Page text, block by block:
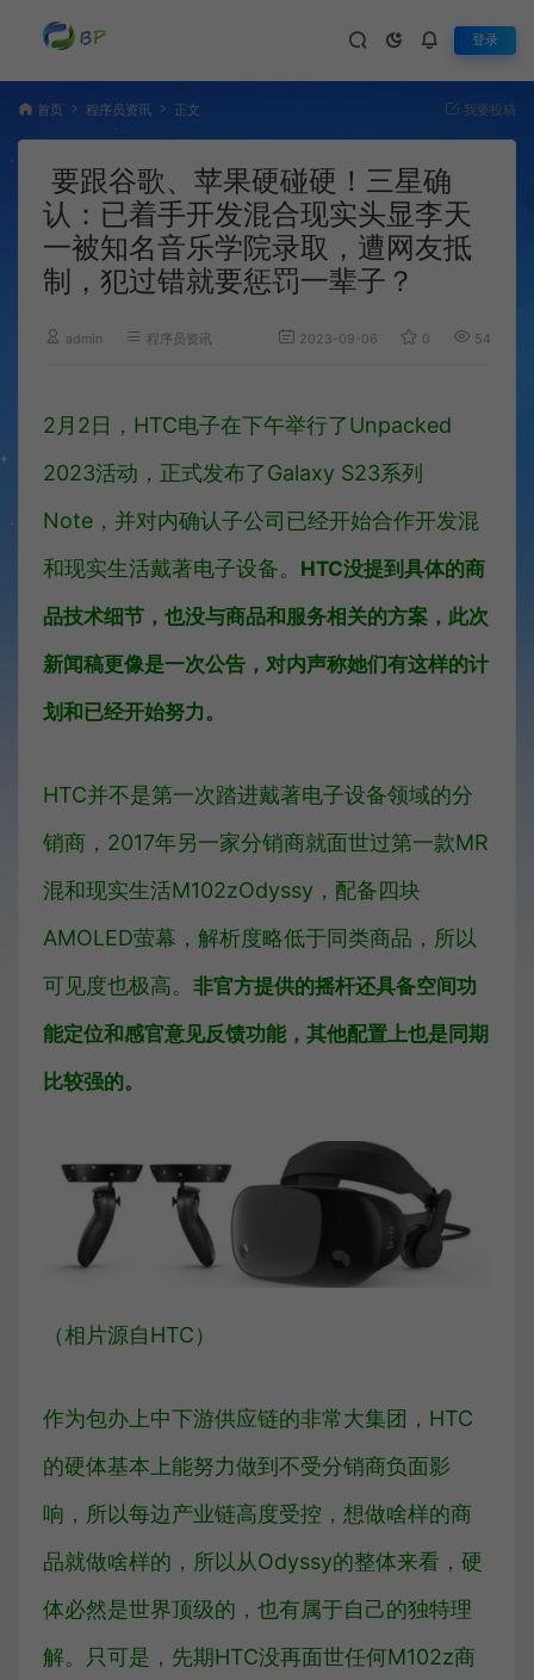
登录
首页 程序员资讯 正文 我要投稿
要跟谷歌、苹果硬碰硬！三星确
认：已着手开发混合现实头显李天
一被知名音乐学院录取，遭网友抵
制，犯过错就要惩罚一辈子？
admin 程序员资讯 2023-09-06 0 543
2月2日，HTC电子在下午举行了Unpacked
2023活动，正式发布了Galaxy S23系列
Note，并对内确认子公司已经开始合作开发混
和现实生活戴著电子设备。 HTC没提到具体的商
品技术细节，也没与商品和服务相关的方案，此次
新闻稿更像是一次公告，对内声称她们有这样的计
划和已经开始努力。
HTC并不是第一次踏进戴著电子设备领域的分
销商，2017年另一家分销商就面世过第一款MR
混和现实生活M102zOdyssy，配备四块
AMOLED萤幕，解析度略低于同类商品，所以
可见度也极高。 非官方提供的摇杆还具备空间功
能定位和感官意见反馈功能，其他配置上也是同期
比较强的。
（相片源自HTC）
作为包办上中下游供应链的非常大集团，HTC
的硬体基本上能努力做到不受分销商负面影
响，所以每边产业链高度受控，想做啥样的商
品就做啥样的，所以从Odyssy的整体来看，硬
体必然是世界顶级的，也有属于自己的独特理
解。只可是，先期HTC没再面世任何M102z商